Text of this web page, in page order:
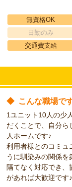
無資格OK
日勤のみ
交通費支給
◆ こんな職場で
1ユニット10人の少
だくことで、自分
人ホームです♪
利用者様とのコミュ
うに馴染みの関係
隔てなく対応でき
があれば大歓迎です♪